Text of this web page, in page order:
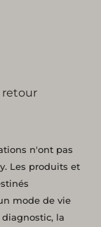
n'ont pas
Les produits et
mode de vie
la
retour